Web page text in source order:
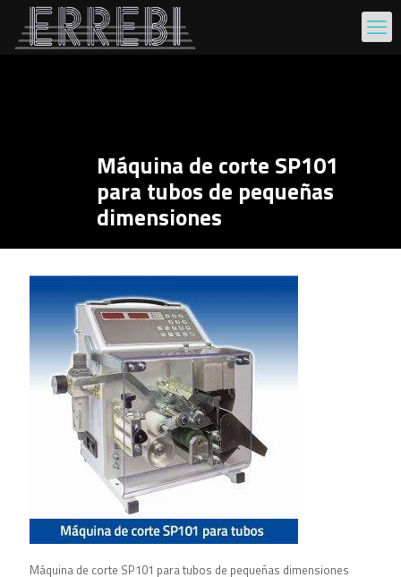
Máquina de corte SP101
para tubos de pequeñas
dimensiones
Máquina de corte SP101 para tubos de pequeñas dimensiones